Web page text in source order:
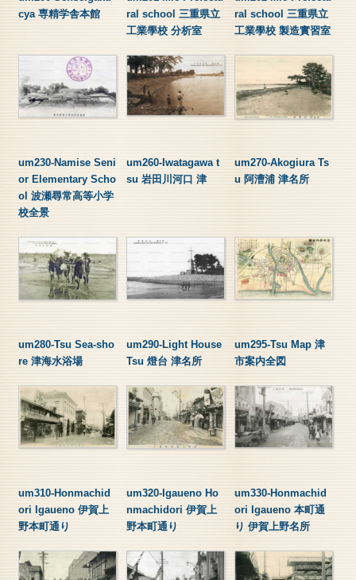
cya 専精学舎本館
ral school 三重県立
工業學校 分析室
ral school 三重県立
工業學校 製造實習室
um230-Namise Seni
or Elementary Scho
ol 波瀬尋常高等小学
校全景
um260-Iwatagawa t
su 岩田川河口 津
um270-Akogiura Ts
u 阿漕浦 津名所
um280-Tsu Sea-sho
re 津海水浴場
um290-Light House
Tsu 燈台 津名所
um295-Tsu Map 津
市案内全図
um310-Honmachid
ori Igaueno 伊賀上
野本町通り
um320-Igaueno Ho
nmachidori 伊賀上
野本町通り
um330-Honmachid
ori Igaueno 本町通
り 伊賀上野名所